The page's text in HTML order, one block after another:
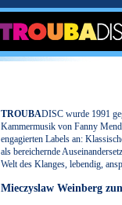
TROUBADISC wurde 1991
Kammermusik von Fanny
engagierten Labels an:
als bereichernde
Welt des Klanges, lebendig,
Mieczyslaw Weinberg z